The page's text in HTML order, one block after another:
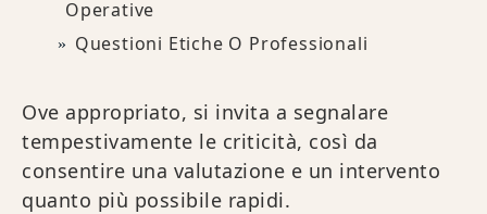
Operative
Questioni Etiche O Professionali
Ove appropriato, si invita a segnalare
tempestivamente le criticità, così da
consentire una valutazione e un intervento
quanto più possibile rapidi.